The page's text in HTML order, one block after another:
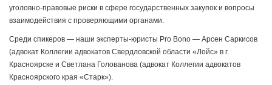
уголовно‑правовые риски в сфере государственных закупок и вопросы
взаимодействия с проверяющими органами.
Среди спикеров — наши эксперты‑юристы Pro Bono — Арсен Саркисов
(адвокат Коллегии адвокатов Свердловской области «Лойс» в г.
Красноярске и Светлана Голованова (адвокат Коллегии адвокатов
Красноярского края «Старк»).